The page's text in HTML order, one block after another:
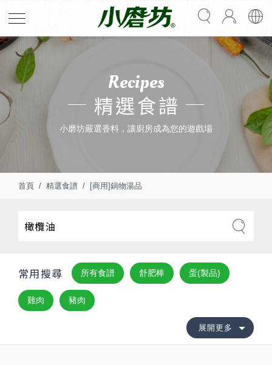
Recipes
精選食譜
小磨坊嚴選香料，讓廚房成為您的遊戲場
首頁 精選食譜 [商用]鍋物湯品
常用搜尋 所有食譜 舒肥棒 蛋(製品)
雞肉 豬肉
展開更多